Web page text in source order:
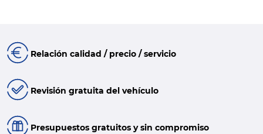
Relación calidad / precio / servicio
Revisión gratuita del vehículo
Presupuestos gratuitos y sin compromiso